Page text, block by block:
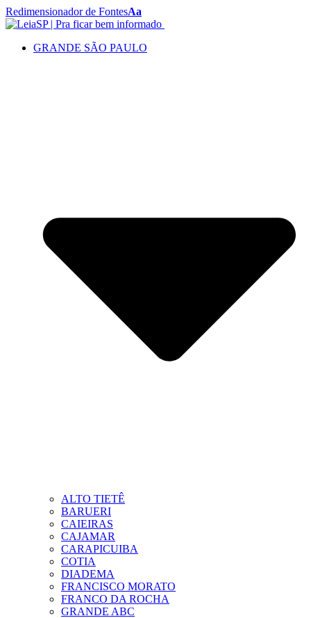
Redimensionador de FontesAa
GRANDE SÃO PAULO
ALTO TIETÊ
BARUERI
CAIEIRAS
CAJAMAR
CARAPICUIBA
COTIA
DIADEMA
FRANCISCO MORATO
FRANCO DA ROCHA
GRANDE ABC